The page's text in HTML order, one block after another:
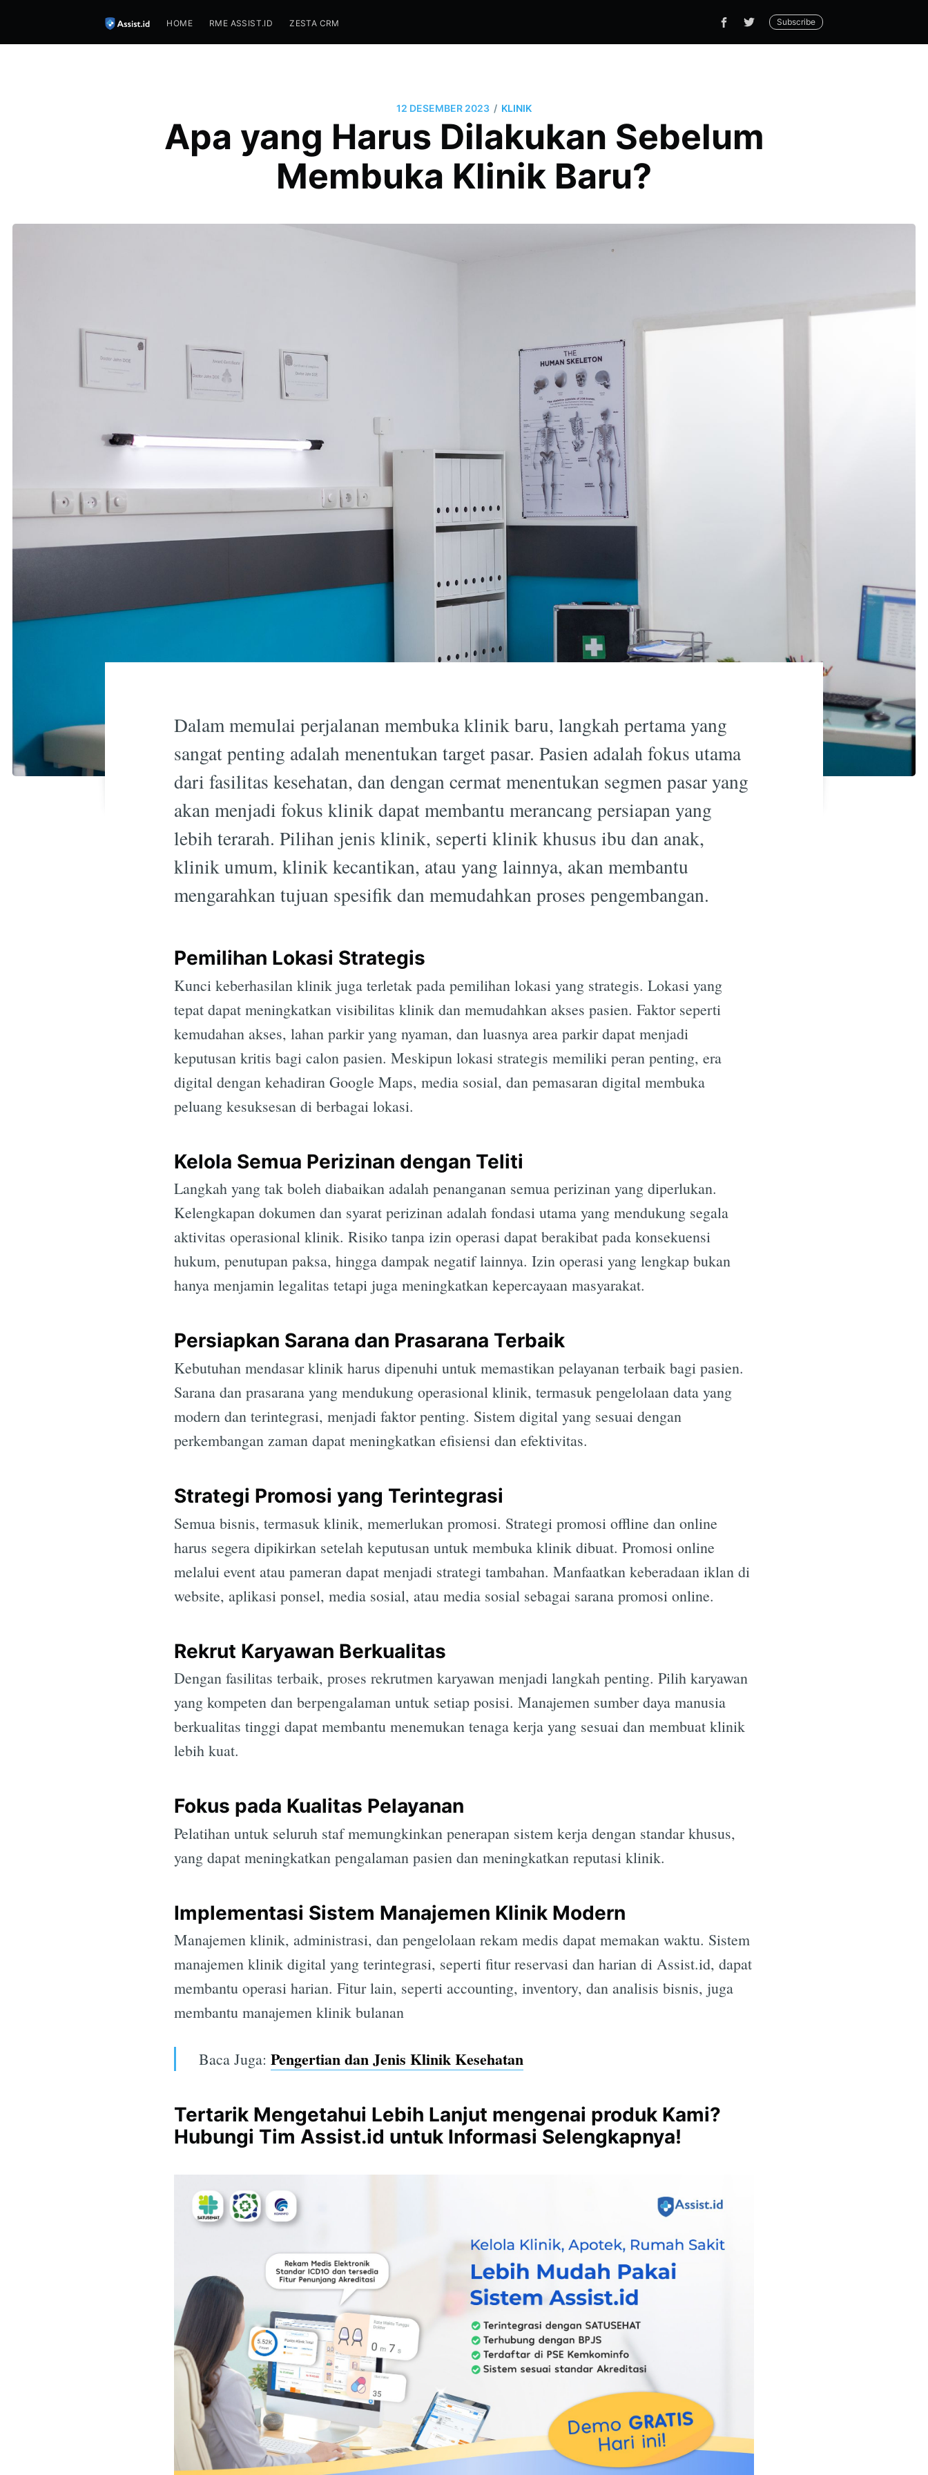
HOME RME ASSIST.ID ZESTA CRM Subscribe
12 DESEMBER 2023 / KLINIK
Apa yang Harus Dilakukan Sebelum
Membuka Klinik Baru?
Dalam memulai perjalanan membuka klinik baru, langkah pertama yang
sangat penting adalah menentukan target pasar. Pasien adalah fokus utama
dari fasilitas kesehatan, dan dengan cermat menentukan segmen pasar yang
akan menjadi fokus klinik dapat membantu merancang persiapan yang
lebih terarah. Pilihan jenis klinik, seperti klinik khusus ibu dan anak,
klinik umum, klinik kecantikan, atau yang lainnya, akan membantu
mengarahkan tujuan spesifik dan memudahkan proses pengembangan.
Pemilihan Lokasi Strategis
Kunci keberhasilan klinik juga terletak pada pemilihan lokasi yang strategis. Lokasi yang
tepat dapat meningkatkan visibilitas klinik dan memudahkan akses pasien. Faktor seperti
kemudahan akses, lahan parkir yang nyaman, dan luasnya area parkir dapat menjadi
keputusan kritis bagi calon pasien. Meskipun lokasi strategis memiliki peran penting, era
digital dengan kehadiran Google Maps, media sosial, dan pemasaran digital membuka
peluang kesuksesan di berbagai lokasi.
Kelola Semua Perizinan dengan Teliti
Langkah yang tak boleh diabaikan adalah penanganan semua perizinan yang diperlukan.
Kelengkapan dokumen dan syarat perizinan adalah fondasi utama yang mendukung segala
aktivitas operasional klinik. Risiko tanpa izin operasi dapat berakibat pada konsekuensi
hukum, penutupan paksa, hingga dampak negatif lainnya. Izin operasi yang lengkap bukan
hanya menjamin legalitas tetapi juga meningkatkan kepercayaan masyarakat.
Persiapkan Sarana dan Prasarana Terbaik
Kebutuhan mendasar klinik harus dipenuhi untuk memastikan pelayanan terbaik bagi pasien.
Sarana dan prasarana yang mendukung operasional klinik, termasuk pengelolaan data yang
modern dan terintegrasi, menjadi faktor penting. Sistem digital yang sesuai dengan
perkembangan zaman dapat meningkatkan efisiensi dan efektivitas.
Strategi Promosi yang Terintegrasi
Semua bisnis, termasuk klinik, memerlukan promosi. Strategi promosi offline dan online
harus segera dipikirkan setelah keputusan untuk membuka klinik dibuat. Promosi online
melalui event atau pameran dapat menjadi strategi tambahan. Manfaatkan keberadaan iklan di
website, aplikasi ponsel, media sosial, atau media sosial sebagai sarana promosi online.
Rekrut Karyawan Berkualitas
Dengan fasilitas terbaik, proses rekrutmen karyawan menjadi langkah penting. Pilih karyawan
yang kompeten dan berpengalaman untuk setiap posisi. Manajemen sumber daya manusia
berkualitas tinggi dapat membantu menemukan tenaga kerja yang sesuai dan membuat klinik
lebih kuat.
Fokus pada Kualitas Pelayanan
Pelatihan untuk seluruh staf memungkinkan penerapan sistem kerja dengan standar khusus,
yang dapat meningkatkan pengalaman pasien dan meningkatkan reputasi klinik.
Implementasi Sistem Manajemen Klinik Modern
Manajemen klinik, administrasi, dan pengelolaan rekam medis dapat memakan waktu. Sistem
manajemen klinik digital yang terintegrasi, seperti fitur reservasi dan harian di Assist.id, dapat
membantu operasi harian. Fitur lain, seperti accounting, inventory, dan analisis bisnis, juga
membantu manajemen klinik bulanan
Baca Juga: Pengertian dan Jenis Klinik Kesehatan
Tertarik Mengetahui Lebih Lanjut mengenai produk Kami?
Hubungi Tim Assist.id untuk Informasi Selengkapnya!